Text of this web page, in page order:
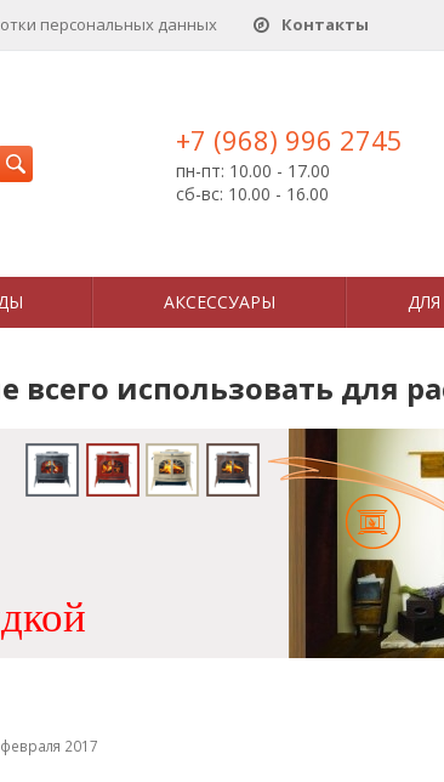
персональных данныx Контакты
+7 (968) 996 2745
пн-пт: 10.00 - 17.00
сб-вс: 10.00 - 16.00
АКСЕССУАРЫ
всего использовать для
2017